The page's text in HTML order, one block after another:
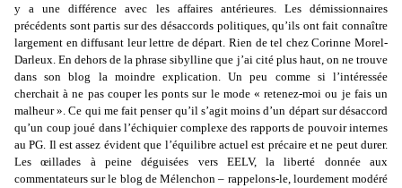
y a une différence avec les affaires antérieures. Les démissionnaires
précédents sont partis sur des désaccords politiques, qu’ils ont fait connaître
largement en diffusant leur lettre de départ. Rien de tel chez Corinne Morel-
Darleux. En dehors de la phrase sibylline que j’ai cité plus haut, on ne trouve
dans son blog la moindre explication. Un peu comme si l’intéressée
cherchait à ne pas couper les ponts sur le mode « retenez-moi ou je fais un
malheur ». Ce qui me fait penser qu’il s’agit moins d’un départ sur désaccord
qu’un coup joué dans l’échiquier complexe des rapports de pouvoir internes
au PG. Il est assez évident que l’équilibre actuel est précaire et ne peut durer.
Les œillades à peine déguisées vers EELV, la liberté donnée aux
commentateurs sur le blog de Mélenchon – rappelons-le, lourdement modéré